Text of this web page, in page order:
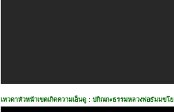
เทวดาหัวหน้าเขตเกิดความเอ็นดู : ปกิณกะธรรมหลวงพ่อธัมมขโย